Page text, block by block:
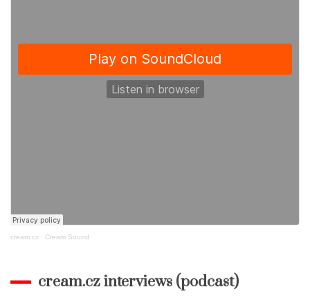
cream.cz · Cream Sound
cream.cz interviews (podcast)